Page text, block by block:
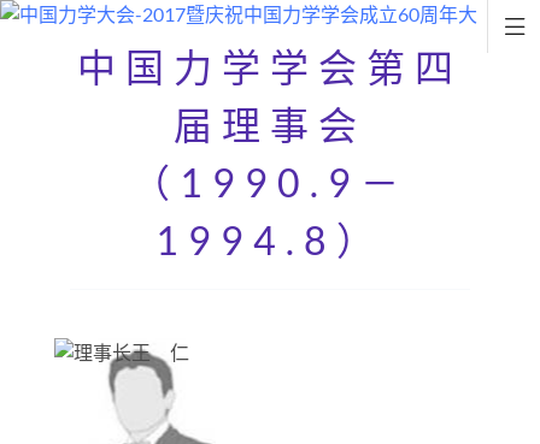

中国力学学会第四
届理事会
（1990.9－
1994.8）